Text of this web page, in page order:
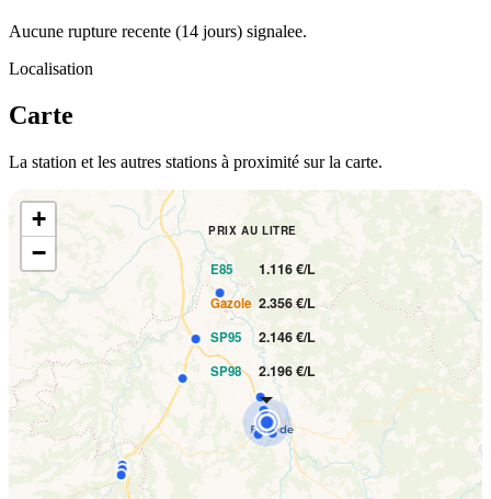
Aucune rupture recente (14 jours) signalee.
Localisation
Carte
La station et les autres stations à proximité sur la carte.
PRIX AU LITRE
E85 1.116 €/L
Gazole 2.356 €/L
SP95 2.146 €/L
SP98 2.196 €/L
+
−